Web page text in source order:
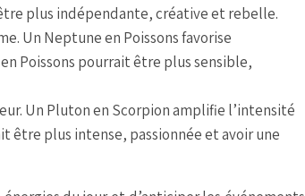
plus indépendante, créative et rebelle.
Un Neptune en Poissons favorise
Poissons pourrait être plus sensible,
Un Pluton en Scorpion amplifie l’intensité
être plus intense, passionnée et avoir une